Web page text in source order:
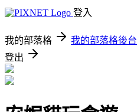
登入
我的部落格 我的部落格後台
登出